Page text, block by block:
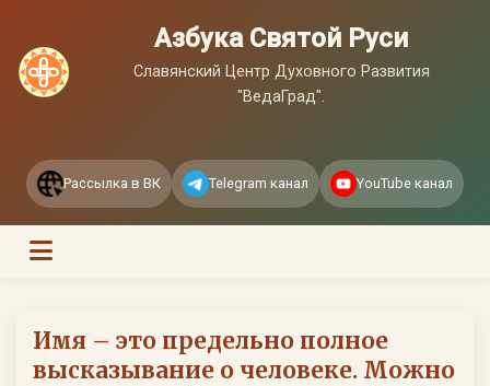
Азбука Святой Руси
Славянский Центр Духовного Развития
"ВедаГрад".
Рассылка в ВК Telegram канал YouTube канал
Имя – это предельно полное
высказывание о человеке. Можно